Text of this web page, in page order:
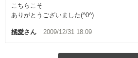
こちらこそ
ありがとうございました(^0^)
橘愛さん 2009/12/31 18:09